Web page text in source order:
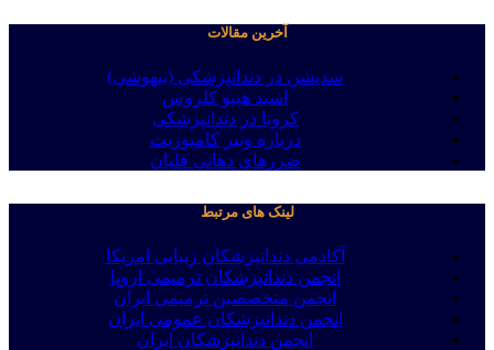
آخرین مقالات
سدیشن در دندانپزشکی (بیهوشی)
اسید هیپو کلروس
کرونا در دندانپزشکی
درباره ونیر کامپوزیت
ضررهای دهانی قلیان
لینک های مرتبط
آکادمی دندانپزشکان زیبایی امریکا
انجمن دندانپزشکان ترمیمی اروپا
انجمن متخصصین ترمیمی ایران
انجمن دندانپزشکان عمومی ایران
انجمن دندانپزشکان ایران